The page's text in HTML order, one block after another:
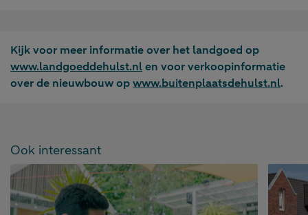
Kijk voor meer informatie over het landgoed op
www.landgoeddehulst.nlen voor verkoopinformatie
over de nieuwbouw opwww.buitenplaatsdehulst.nl.
Ook interessant